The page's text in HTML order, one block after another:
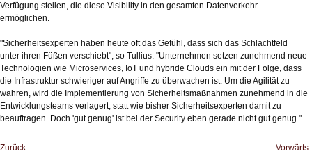
Verfügung stellen, die diese Visibility in den gesamten Datenverkehr
ermöglichen.
"Sicherheitsexperten haben heute oft das Gefühl, dass sich das Schlachtfeld
unter ihren Füßen verschiebt", so Tullius. "Unternehmen setzen zunehmend neue
Technologien wie Microservices, IoT und hybride Clouds ein mit der Folge, dass
die Infrastruktur schwieriger auf Angriffe zu überwachen ist. Um die Agilität zu
wahren, wird die Implementierung von Sicherheitsmaßnahmen zunehmend in die
Entwicklungsteams verlagert, statt wie bisher Sicherheitsexperten damit zu
beauftragen. Doch 'gut genug' ist bei der Security eben gerade nicht gut genug."
Zurück Vorwärts